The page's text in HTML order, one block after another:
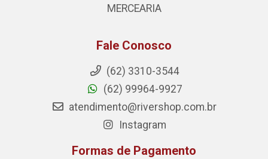
MERCEARIA
Fale Conosco
(62) 3310-3544
(62) 99964-9927
atendimento@rivershop.com.br
Instagram
Formas de Pagamento